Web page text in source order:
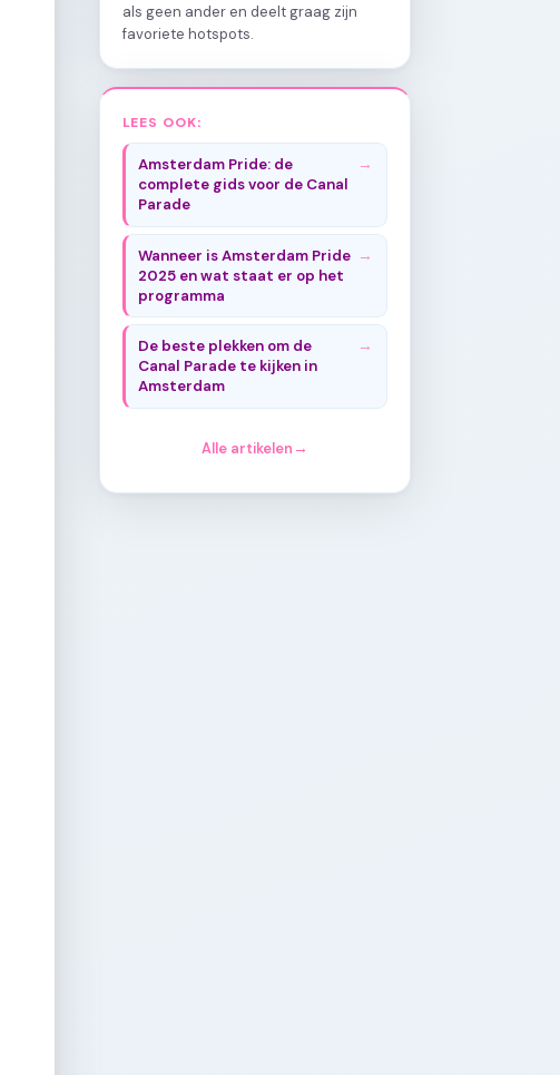
als geen ander en deelt graag zijn
favoriete hotspots.
LEES OOK:
Amsterdam Pride: de
complete gids voor de Canal
Parade
Wanneer is Amsterdam Pride
2025 en wat staat er op het
programma
De beste plekken om de
Canal Parade te kijken in
Amsterdam
Alle artikelen